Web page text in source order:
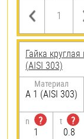
Гайка
(AISI 303)
Материал
А 1 (AISI 303)
n
?
1
t
?
0.8